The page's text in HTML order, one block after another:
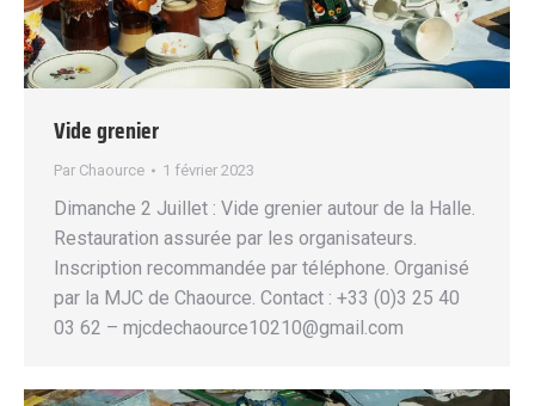
Vide grenier
Par Chaource 1 février 2023
Dimanche 2 Juillet : Vide grenier autour de la Halle.
Restauration assurée par les organisateurs.
Inscription recommandée par téléphone. Organisé
par la MJC de Chaource. Contact : +33 (0)3 25 40
03 62 – mjcdechaource10210@gmail.com